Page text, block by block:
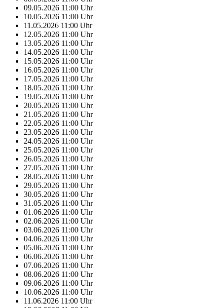
09.05.2026 11:00 Uhr
10.05.2026 11:00 Uhr
11.05.2026 11:00 Uhr
12.05.2026 11:00 Uhr
13.05.2026 11:00 Uhr
14.05.2026 11:00 Uhr
15.05.2026 11:00 Uhr
16.05.2026 11:00 Uhr
17.05.2026 11:00 Uhr
18.05.2026 11:00 Uhr
19.05.2026 11:00 Uhr
20.05.2026 11:00 Uhr
21.05.2026 11:00 Uhr
22.05.2026 11:00 Uhr
23.05.2026 11:00 Uhr
24.05.2026 11:00 Uhr
25.05.2026 11:00 Uhr
26.05.2026 11:00 Uhr
27.05.2026 11:00 Uhr
28.05.2026 11:00 Uhr
29.05.2026 11:00 Uhr
30.05.2026 11:00 Uhr
31.05.2026 11:00 Uhr
01.06.2026 11:00 Uhr
02.06.2026 11:00 Uhr
03.06.2026 11:00 Uhr
04.06.2026 11:00 Uhr
05.06.2026 11:00 Uhr
06.06.2026 11:00 Uhr
07.06.2026 11:00 Uhr
08.06.2026 11:00 Uhr
09.06.2026 11:00 Uhr
10.06.2026 11:00 Uhr
11.06.2026 11:00 Uhr